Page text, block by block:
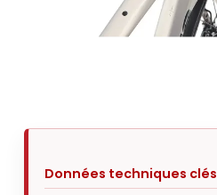
Données techniques clés